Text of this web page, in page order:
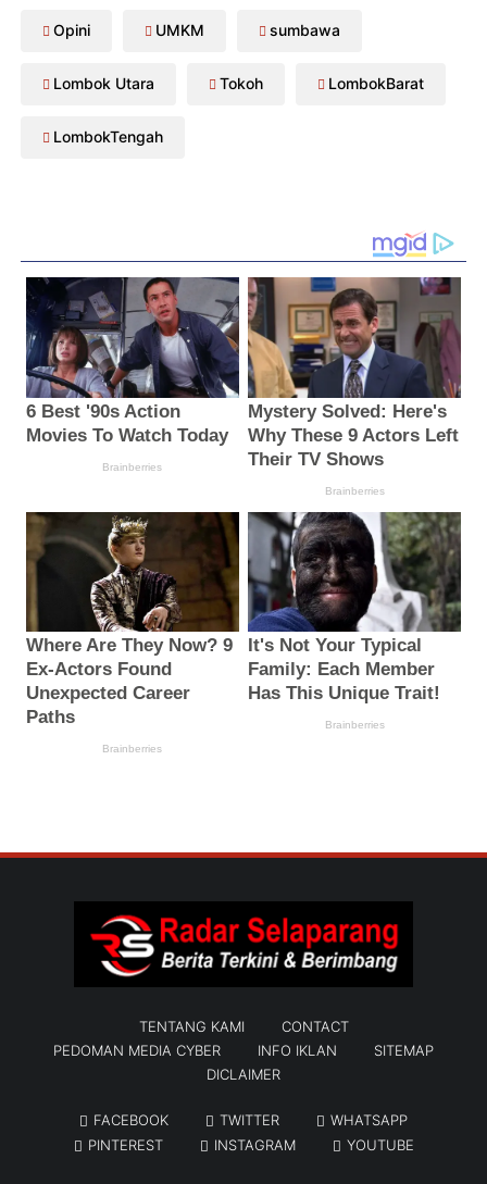
Opini UMKM sumbawa
Lombok Utara Tokoh LombokBarat
LombokTengah
TENTANG KAMI
CONTACT
PEDOMAN MEDIA CYBER
INFO IKLAN
SITEMAP
DICLAIMER
FACEBOOK TWITTER
WHATSAPP
PINTEREST
INSTAGRAM YOUTUBE